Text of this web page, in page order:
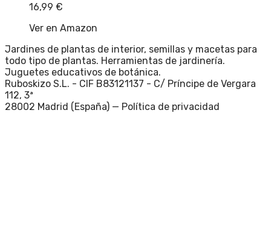
16,99 €
Ver en Amazon
Jardines de plantas de interior, semillas y macetas para
todo tipo de plantas. Herramientas de jardinería.
Juguetes educativos de botánica.
Ruboskizo S.L. - CIF B83121137 - C/ Príncipe de Vergara
112, 3ª
28002 Madrid (España) — Política de privacidad